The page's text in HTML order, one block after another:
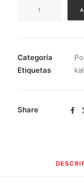
Categoría
Etiquetas
Share